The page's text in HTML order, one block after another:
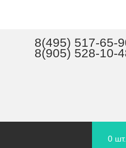
8(495) 517-65-
8(905) 528-10-
0 шт.